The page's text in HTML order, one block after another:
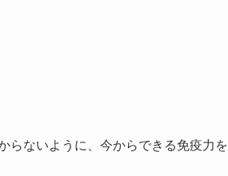
らないように、今からできる免疫力を